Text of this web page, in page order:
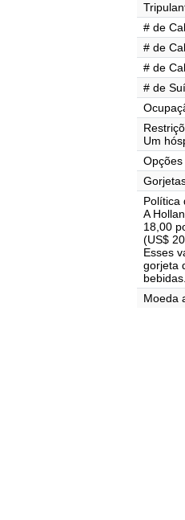
# de
# de
# de
# de
Um
Política
A
18,00
(US$
Esses
gorjeta
bebidas.
Moeda